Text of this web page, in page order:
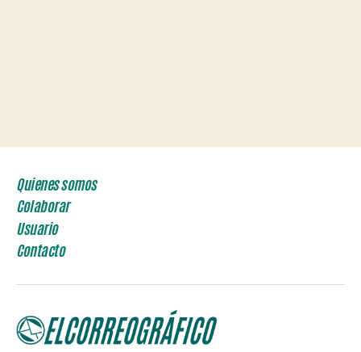
Quienes somos
Colaborar
Usuario
Contacto